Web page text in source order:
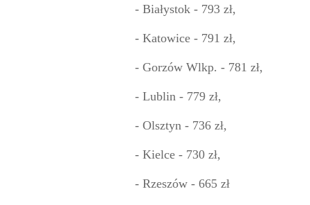
- Białystok - 793 zł,
- Katowice - 791 zł,
- Gorzów Wlkp. - 781 zł,
- Lublin - 779 zł,
- Olsztyn - 736 zł,
- Kielce - 730 zł,
- Rzeszów - 665 zł